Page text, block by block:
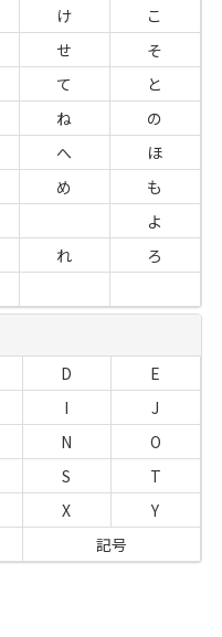
け
こ
せ
そ
て
と
ね
の
へ
ほ
め
も
よ
れ
ろ
D
E
I
J
N
O
S
T
X
Y
記号